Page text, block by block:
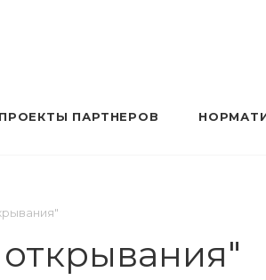
ПРОЕКТЫ ПАРТНЕРОВ